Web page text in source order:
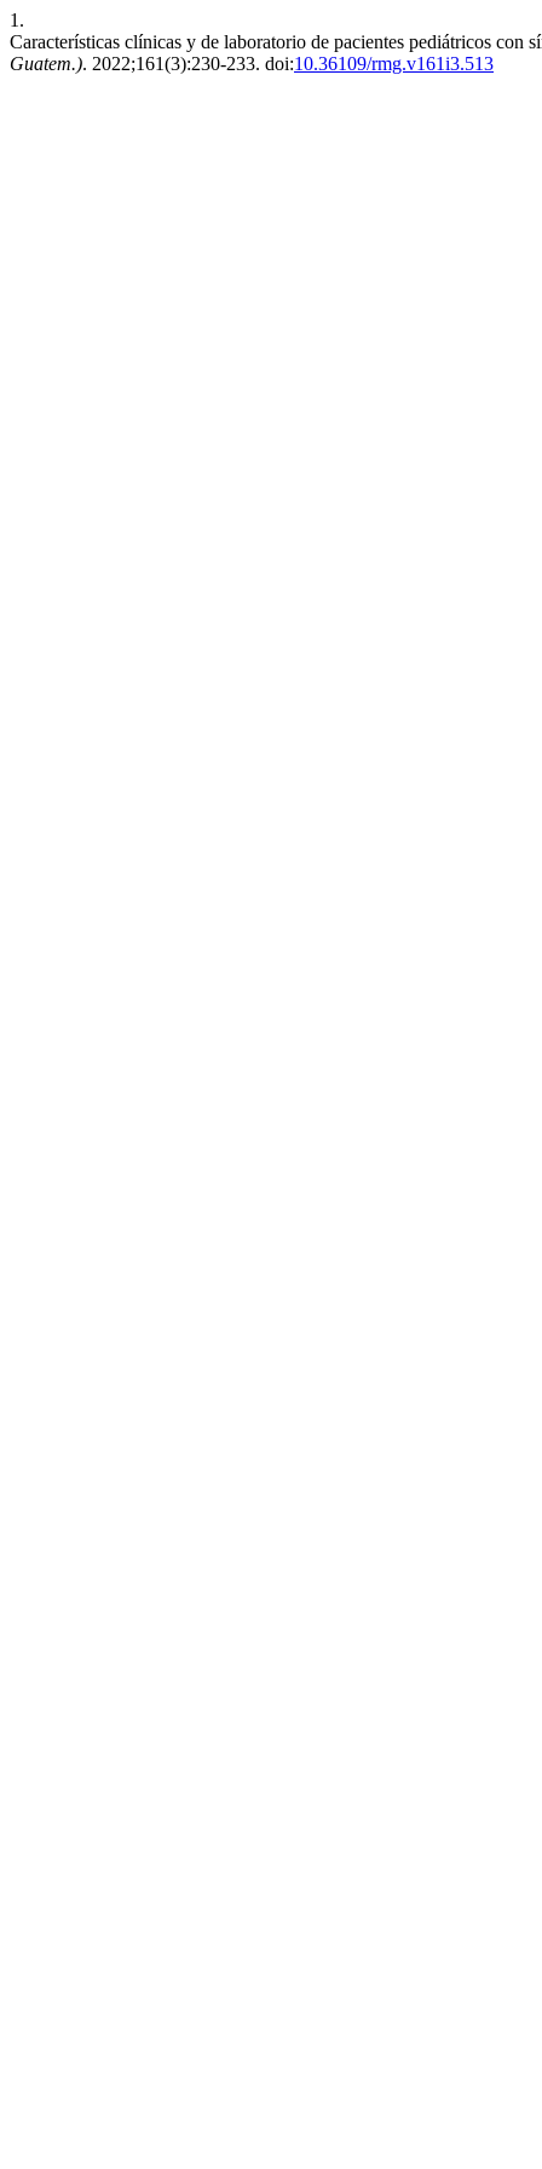
1.
Características clínicas y de laboratorio de pacientes pediátricos
Guatem.). 2022;161(3):230-233. doi:10.36109/rmg.v161i3.513